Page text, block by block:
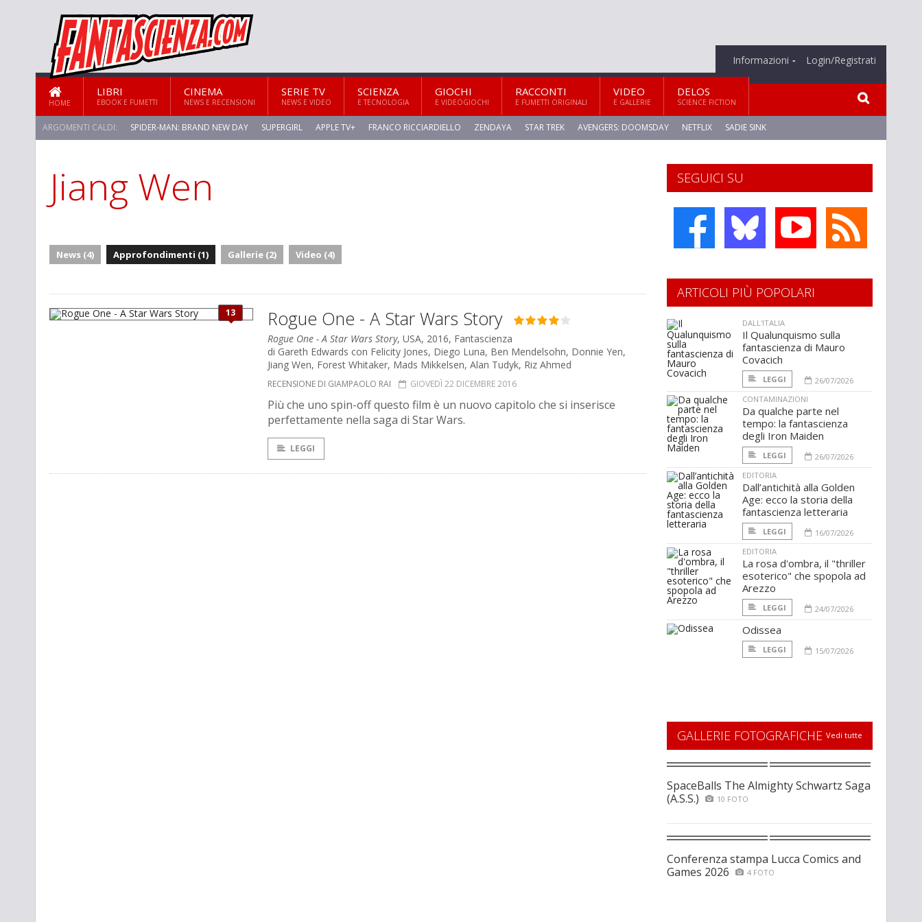
Informazioni Login/Registrati
HOME
LIBRI
EBOOK E FUMETTI
CINEMA
NEWS E RECENSIONI
SERIE TV
NEWS E VIDEO
SCIENZA
E TECNOLOGIA
GIOCHI
E VIDEOGIOCHI
RACCONTI
E FUMETTI ORIGINALI
VIDEO
E GALLERIE
DELOS
SCIENCE FICTION
ARGOMENTI CALDI: SPIDER-MAN: BRAND NEW DAY SUPERGIRL APPLE TV+ FRANCO RICCIARDIELLO ZENDAYA STAR TREK AVENGERS: DOOMSDAY NETFLIX SADIE SINK
STAR TREK: STRANGE NEW WORLDS
Jiang Wen
News (4) Approfondimenti (1) Gallerie (2) Video (4)
13 Rogue One - A Star Wars Story
Rogue One - A Star Wars Story, USA, 2016, Fantascienza
di Gareth Edwards con Felicity Jones, Diego Luna, Ben Mendelsohn, Donnie Yen,
Jiang Wen, Forest Whitaker, Mads Mikkelsen, Alan Tudyk, Riz Ahmed
RECENSIONE DI GIAMPAOLO RAI GIOVEDÌ 22 DICEMBRE 2016
Più che uno spin-off questo film è un nuovo capitolo che si inserisce
perfettamente nella saga di Star Wars.
LEGGI
SEGUICI SU
ARTICOLI PIÙ POPOLARI
DALL'ITALIA
Il Qualunquismo sulla
fantascienza di Mauro
Covacich
LEGGI
26/07/2026
CONTAMINAZIONI
Da qualche parte nel
tempo: la fantascienza
degli Iron Maiden
LEGGI
26/07/2026
EDITORIA
Dall’antichità alla Golden
Age: ecco la storia della
fantascienza letteraria
LEGGI
16/07/2026
EDITORIA
La rosa d'ombra, il "thriller
esoterico" che spopola ad
Arezzo
LEGGI 24/07/2026
Odissea
LEGGI 15/07/2026
GALLERIE FOTOGRAFICHE Vedi tutte
SpaceBalls The Almighty Schwartz Saga
(A.S.S.)
10 FOTO
Conferenza stampa Lucca Comics and
Games 2026
4 FOTO